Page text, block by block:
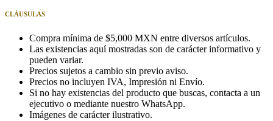
CLÁUSULAS
Compra mínima de $5,000 MXN entre diversos artículos.
Las existencias aquí mostradas son de carácter informativo y
pueden variar.
Precios sujetos a cambio sin previo aviso.
Precios no incluyen IVA, Impresión ni Envío.
Si no hay existencias del producto que buscas, contacta a un
ejecutivo o mediante nuestro WhatsApp.
Imágenes de carácter ilustrativo.